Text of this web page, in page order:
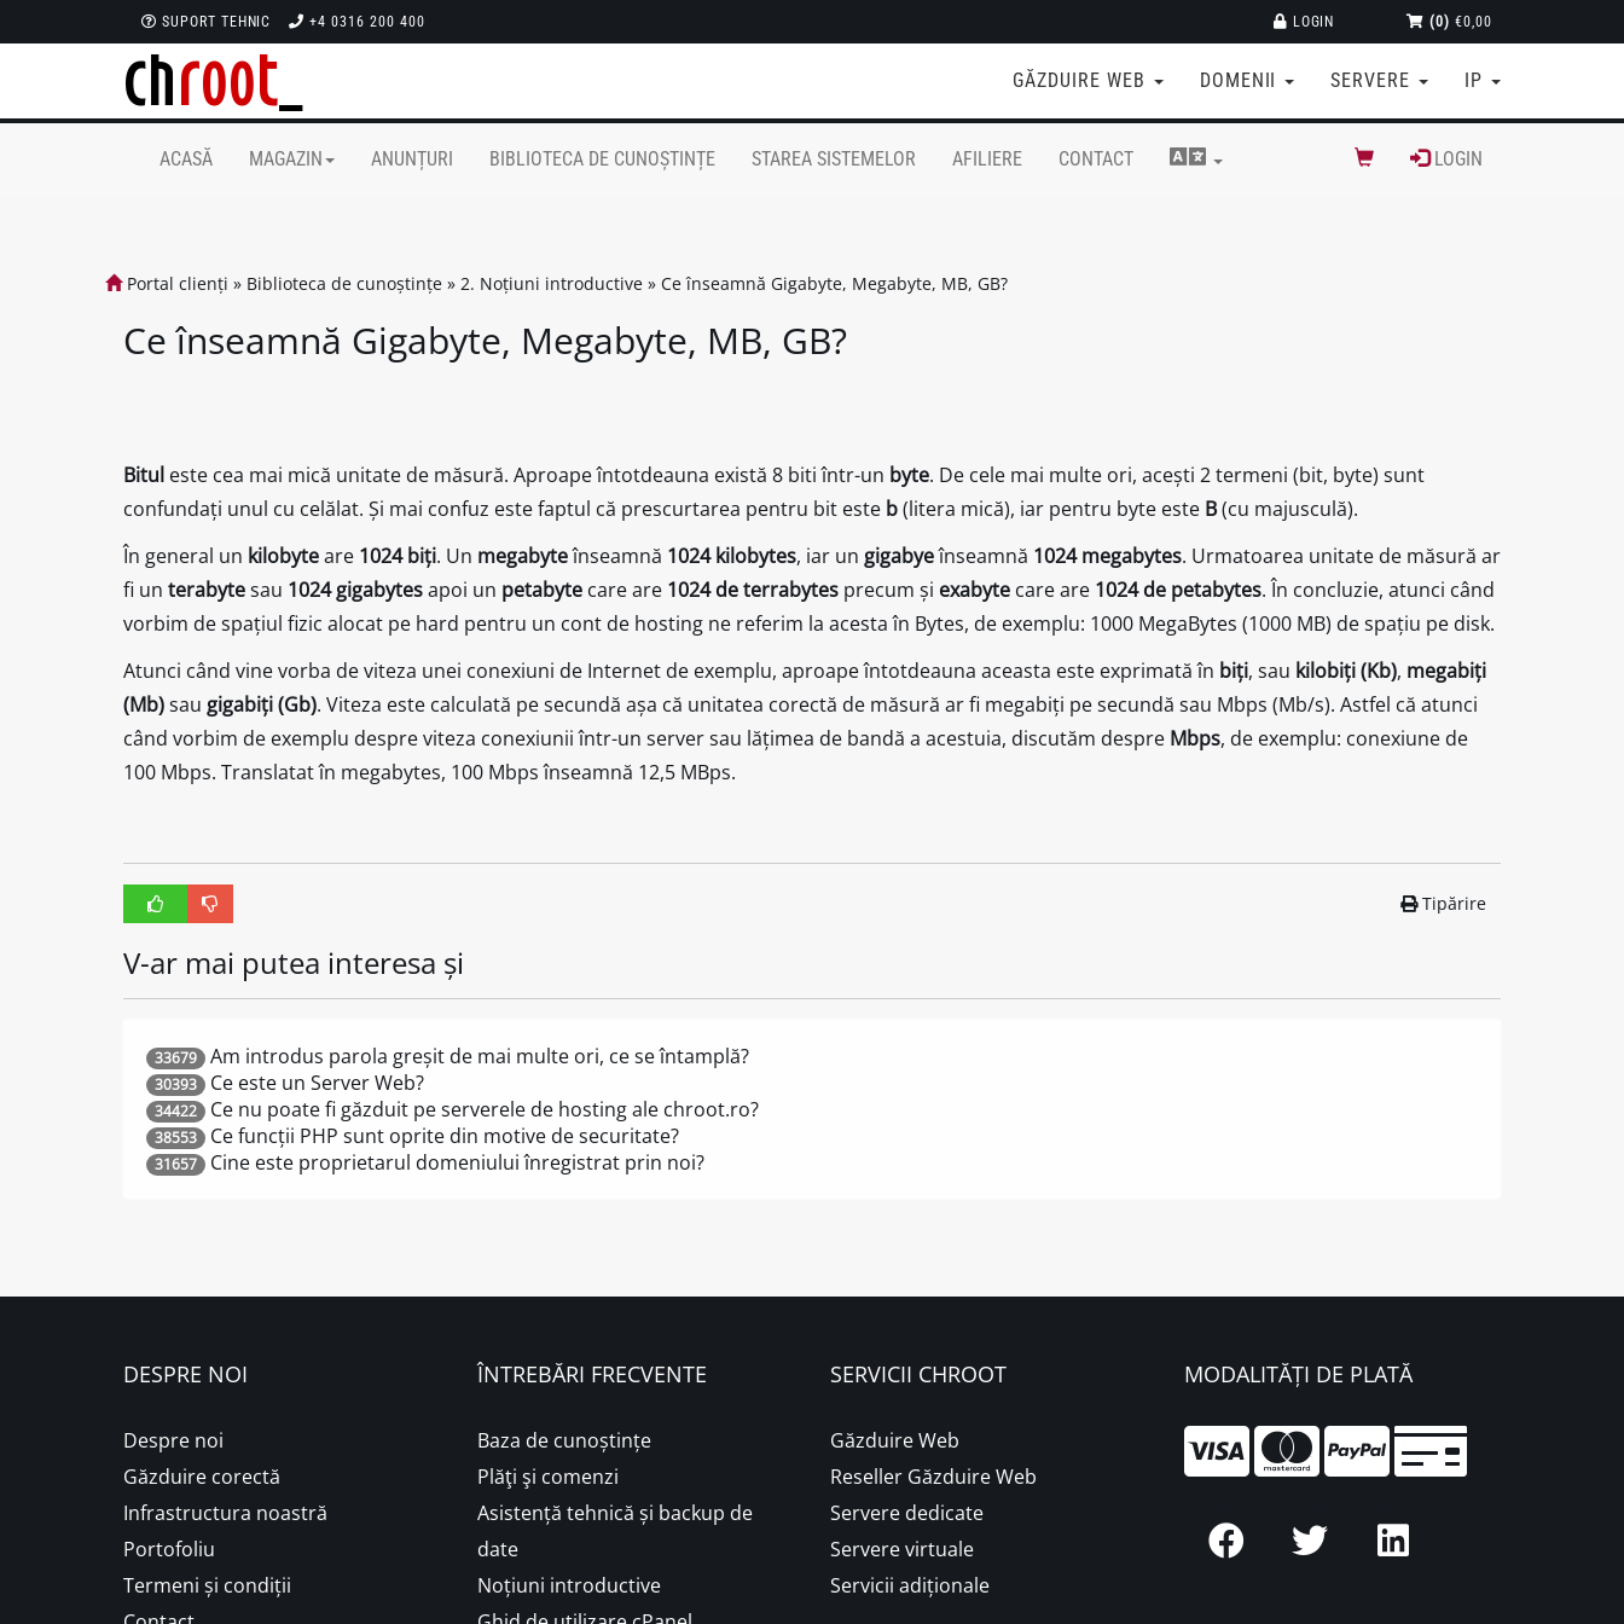
SUPORT TEHNIC +4 0316 200 400 (0) €0,00
LOGIN
GĂZDUIRE WEB DOMENII SERVERE IP
ACASĂ MAGAZIN ANUNȚURI BIBLIOTECA DE CUNOȘTINȚE STAREA SISTEMELOR AFILIERE CONTACT LOGIN
Portal clienți » Biblioteca de cunoștințe » 2. Noțiuni introductive » Ce înseamnă Gigabyte, Megabyte, MB, GB?
Ce înseamnă Gigabyte, Megabyte, MB, GB?
Bitul este cea mai mică unitate de măsură. Aproape întotdeauna există 8 biti într-un byte. De cele mai multe ori, acești 2 termeni (bit, byte) sunt
confundați unul cu celălat. Și mai confuz este faptul că prescurtarea pentru bit este b(litera mică), iar pentru byte este B(cu majusculă).
În general un kilobyteare 1024 biți. Un megabyteînseamnă 1024 kilobytes, iar un gigabyeînseamnă 1024 megabytes. Urmatoarea unitate de măsură ar
fi un terabytesau 1024 gigabytesapoi un petabyte care are 1024 de terrabytes precum și exabyte care are 1024 de petabytes. În concluzie, atunci când
vorbim de spațiul fizic alocat pe hard pentru un cont de hosting ne referim la acesta în Bytes, de exemplu: 1000 MegaBytes (1000 MB) de spațiu pe disk.
Atunci când vine vorba de viteza unei conexiuni de Internet de exemplu, aproape întotdeauna aceasta este exprimată în biți, sau kilobiți (Kb), megabiți
(Mb)sau gigabiți (Gb). Viteza este calculată pe secundă așa că unitatea corectă de măsură ar fi megabiți pe secundă sau Mbps (Mb/s). Astfel că atunci
când vorbim de exemplu despre viteza conexiunii într-un server sau lățimea de bandă a acestuia, discutăm despre Mbps, de exemplu: conexiune de
100 Mbps. Translatat în megabytes, 100 Mbps înseamnă 12,5 MBps.
Tipărire
V-ar mai putea interesa și
33679 Am introdus parola greșit de mai multe ori, ce se întamplă?
30393 Ce este un Server Web?
34422 Ce nu poate fi găzduit pe serverele de hosting ale chroot.ro?
38553 Ce funcții PHP sunt oprite din motive de securitate?
31657 Cine este proprietarul domeniului înregistrat prin noi?
DESPRE NOI
Despre noi
Găzduire corectă
Infrastructura noastră
Portofoliu
Termeni și condiții
ÎNTREBĂRI FRECVENTE
Baza de cunoștințe
Plăţi şi comenzi
Asistență tehnică și backup de
date
Noțiuni introductive
SERVICII CHROOT
Găzduire Web
Reseller Găzduire Web
Servere dedicate
Servere virtuale
Servicii adiționale
MODALITĂȚI DE PLATĂ